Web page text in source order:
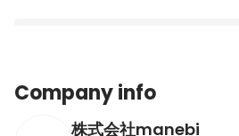
Company info
株式会社manebi